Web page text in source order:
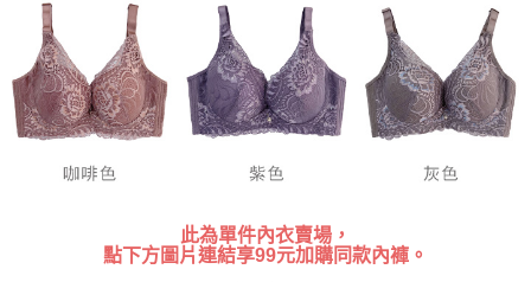
【注意事項】
１．透過由恩沛科技股份有限公司提供之「AFTEE先享後付」服務完成之交
易，需依本服務之必要範圍內提供個人資料，並將交易相關給付款項請求債
權轉讓予恩沛科技股份有限公司。
２．關於個人資料處理事宜，請瀏覽以下網址：
https://aftee.tw/terms/#terms3
３．未成年的使用者請事先徵得法定代理人或監護人之同意方可使用
「AFTEE先享後付」，若未經同意申辦者引起之損失，本公司不負相關責
４．使用「AFTEE先享後付」時，將依據個別帳號之用戶狀況，依本公司即
時審查核予不同之上限額度；若仍有額度不足之情形，本公司將視審查結果
黑貓宅急便
每筆NT$80，滿NT$899(含以上)免運費
此為單件內衣賣場，
點下方圖片連結享99元加購同款內褲。